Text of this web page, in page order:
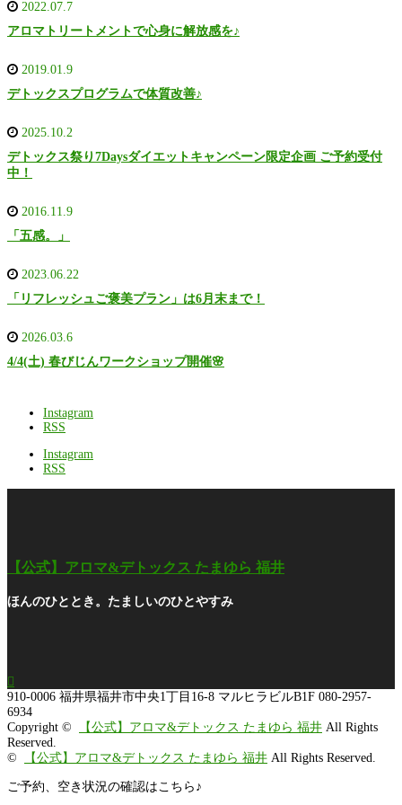
2022.07.7
アロマトリートメントで心身に解放感を♪
2019.01.9
デトックスプログラムで体質改善♪
2025.10.2
デトックス祭り7Daysダイエットキャンペーン限定企画 ご予約受付
中！
2016.11.9
「五感。」
2023.06.22
「リフレッシュご褒美プラン」は6月末まで！
2026.03.6
4/4(土) 春びじんワークショップ開催🌸
Instagram
RSS
Instagram
RSS
【公式】アロマ&デトックス たまゆら 福井
ほんのひととき。たましいのひとやすみ

910-0006 福井県福井市中央1丁目16-8 マルヒラビルB1F 080-2957-
6934
Copyright ©
【公式】アロマ&デトックス たまゆら 福井 All Rights
Reserved.
©
【公式】アロマ&デトックス たまゆら 福井 All Rights Reserved.
ご予約、空き状況の確認はこちら♪